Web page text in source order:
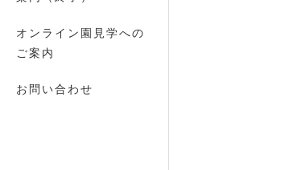
オンライン園見学への
ご案内
お問い合わせ